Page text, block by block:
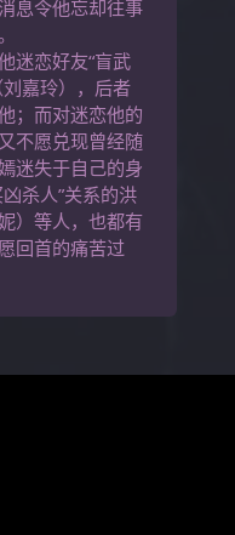
息令他忘却往事
恋好友“盲武
嘉玲），后者
；而对迷恋他的
不愿兑现曾经随
迷失于自己的身
杀人”关系的洪
）等人，也都有
回首的痛苦过